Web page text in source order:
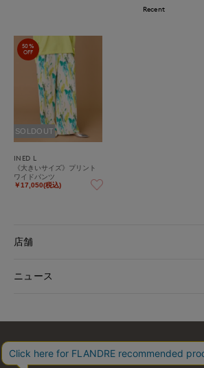
Recent
50%
OFF
SOLDOUT
INED L
《大きいサイズ》プリント
ワイドパンツ
￥17,050(税込)
店舗
ニュース